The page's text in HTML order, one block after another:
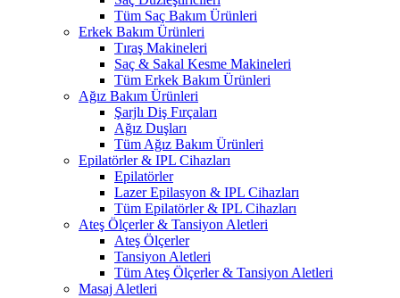
Tüm Saç Bakım Ürünleri
Erkek Bakım Ürünleri
Tıraş Makineleri
Saç & Sakal Kesme Makineleri
Tüm Erkek Bakım Ürünleri
Ağız Bakım Ürünleri
Şarjlı Diş Fırçaları
Ağız Duşları
Tüm Ağız Bakım Ürünleri
Epilatörler & IPL Cihazları
Epilatörler
Lazer Epilasyon & IPL Cihazları
Tüm Epilatörler & IPL Cihazları
Ateş Ölçerler & Tansiyon Aletleri
Ateş Ölçerler
Tansiyon Aletleri
Tüm Ateş Ölçerler & Tansiyon Aletleri
Masaj Aletleri